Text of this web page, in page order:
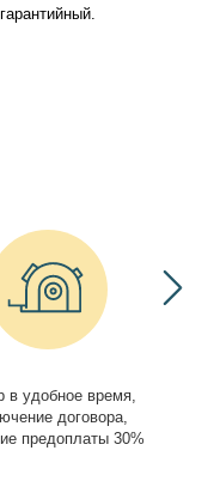
в удобное время,
договора,
предоплаты 30%